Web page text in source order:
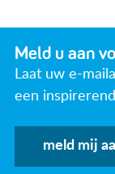
Meld u aan
Laat uw e-
een
meld mij